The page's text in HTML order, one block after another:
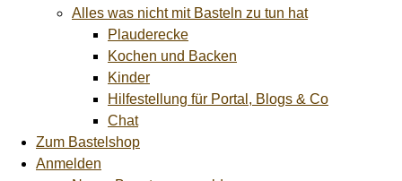
Alles was nicht mit Basteln zu tun hat
Plauderecke
Kochen und Backen
Kinder
Hilfestellung für Portal, Blogs & Co
Chat
Zum Bastelshop
Anmelden